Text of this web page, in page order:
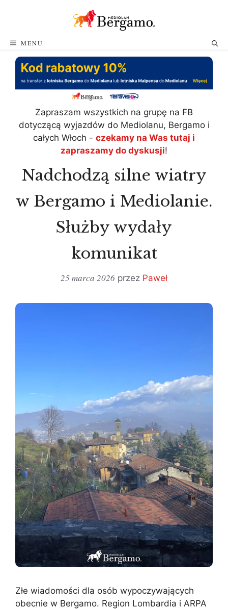
MENU
Zapraszam wszystkich na grupę na FB
dotyczącą wyjazdów do Mediolanu, Bergamo i
całych Włoch - czekamy na Was tutaj i
zapraszamy do dyskusji!
Nadchodzą silne wiatry
w Bergamo i Mediolanie.
Służby wydały
komunikat
25 marca 2026 przez Paweł
Złe wiadomości dla osób wypoczywających
obecnie w Bergamo. Region Lombardia i ARPA